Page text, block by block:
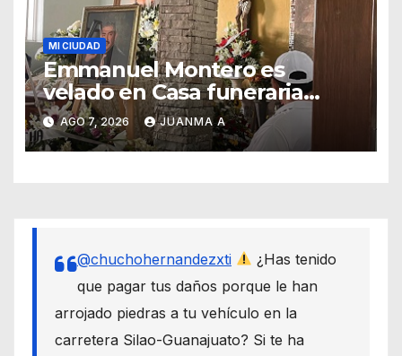
MI CIUDAD
Emmanuel Montero es
velado en Casa funeraria
Forasté
AGO 7, 2026 JUANMA A
@chuchohernandezxti
¿Has tenido
que pagar tus daños porque le han
arrojado piedras a tu vehículo en la
carretera Silao-Guanajuato? Si te ha